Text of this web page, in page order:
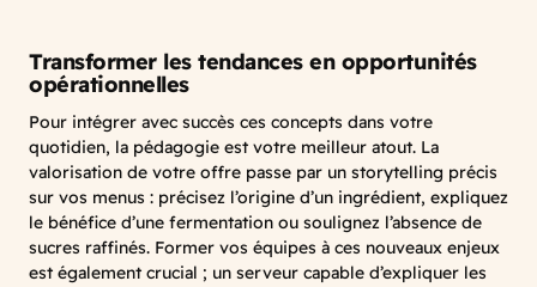
Transformer les tendances en opportunités
opérationnelles
Pour intégrer avec succès ces concepts dans votre
quotidien, la pédagogie est votre meilleur atout. La
valorisation de votre offre passe par un storytelling précis
sur vos menus : précisez l’origine d’un ingrédient, expliquez
le bénéfice d’une fermentation ou soulignez l’absence de
sucres raffinés. Former vos équipes à ces nouveaux enjeux
est également crucial ; un serveur capable d’expliquer les